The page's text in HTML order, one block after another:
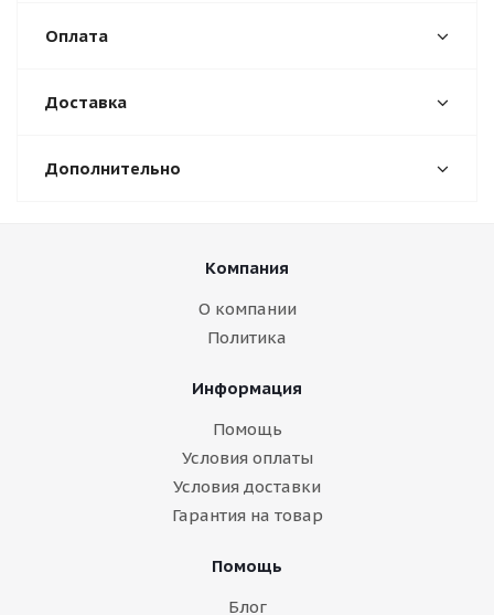
Оплата
Доставка
Дополнительно
Компания
О компании
Политика
Информация
Помощь
Условия оплаты
Условия доставки
Гарантия на товар
Помощь
Блог